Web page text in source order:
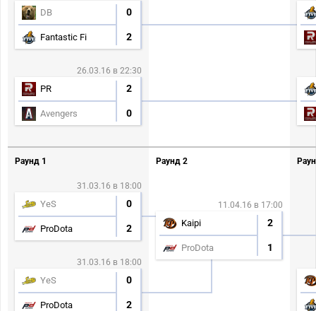
DB 0
Fantastic Fi 2
26.03.16 в 22:30
PR 2
Avengers 0
Раунд 1
31.03.16 в 18:00
YeS 0
ProDota 2
31.03.16 в 18:00
YeS 0
ProDota 2
Раунд 2
11.04.16 в 17:00
Kaipi 2
ProDota 1